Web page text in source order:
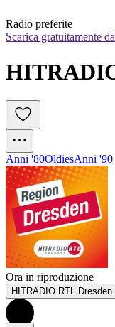
Radio preferite
Scarica gratuitamente
Anni '80OldiesAnni '90
Ora in riproduzione
HITRADIO RTL Dresden